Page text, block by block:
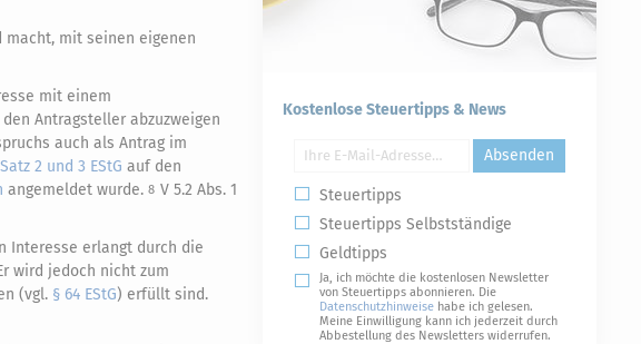
mit seinen eigenen
mit einem
Antragsteller abzuzweigen
auch als Antrag im
2 und 3 EStG auf den
angemeldet wurde. 8 V 5.2 Abs. 1
Interesse erlangt durch die
wird jedoch nicht zum
(vgl. § 64 EStG) erfüllt sind.
Kostenlose Steuertipps & News
Absenden
Steuertipps
Steuertipps Selbstständige
Geldtipps
Ja, ich möchte die kostenlosen Newsletter
von Steuertipps abonnieren. Die
Datenschutzhinweise habe ich gelesen.
Meine Einwilligung kann ich jederzeit durch
Abbestellung des Newsletters widerrufen.